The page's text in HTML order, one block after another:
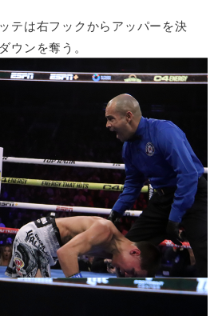
テは右フックからアッパーを決
ウンを奪う。